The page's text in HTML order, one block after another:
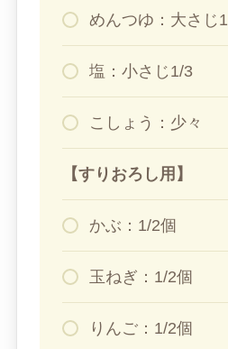
めんつゆ：大さじ1
塩：小さじ1/3
こしょう：少々
【すりおろし用】
かぶ：1/2個
玉ねぎ：1/2個
りんご：1/2個